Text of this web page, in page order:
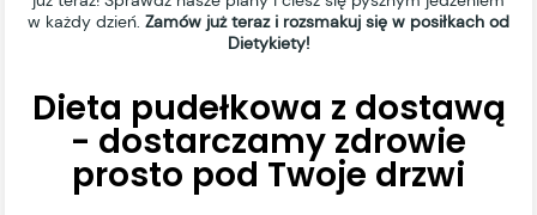
w każdy dzień. Zamów już teraz i rozsmakuj się w posiłkach od
Dietykiety!
Dieta pudełkowa z dostawą
- dostarczamy zdrowie
prosto pod Twoje drzwi